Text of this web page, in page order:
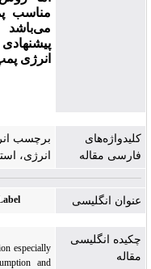
مناسب
انرژی
کلیدواژه‌های
فارسی مقاله
برچسب
انرژی،
عنوان انگلیسی
چکیده انگلیسی
مقاله
especially
and